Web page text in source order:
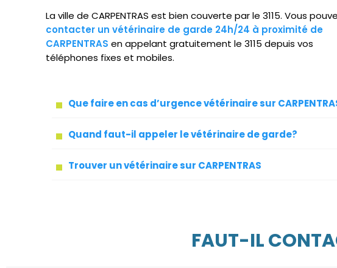
La ville de CARPENTRAS est bien couverte par le 3115. Vous
contacter un vétérinaire de garde 24h/24 à proximité de
CARPENTRAS en appelant gratuitement le 3115 depuis vos
téléphones fixes et mobiles.
Que faire en cas d’urgence vétérinaire sur
Quand faut-il appeler le vétérinaire de garde?
Trouver un vétérinaire sur CARPENTRAS
FAUT-IL